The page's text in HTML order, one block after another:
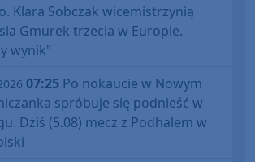
Klara Sobczak wicemistrzynią
Gmurek trzecia w Europie.
wynik"
07:25 Po nokaucie w Nowym
spróbuje się podnieść w
Dziś (5.08) mecz z Podhalem w